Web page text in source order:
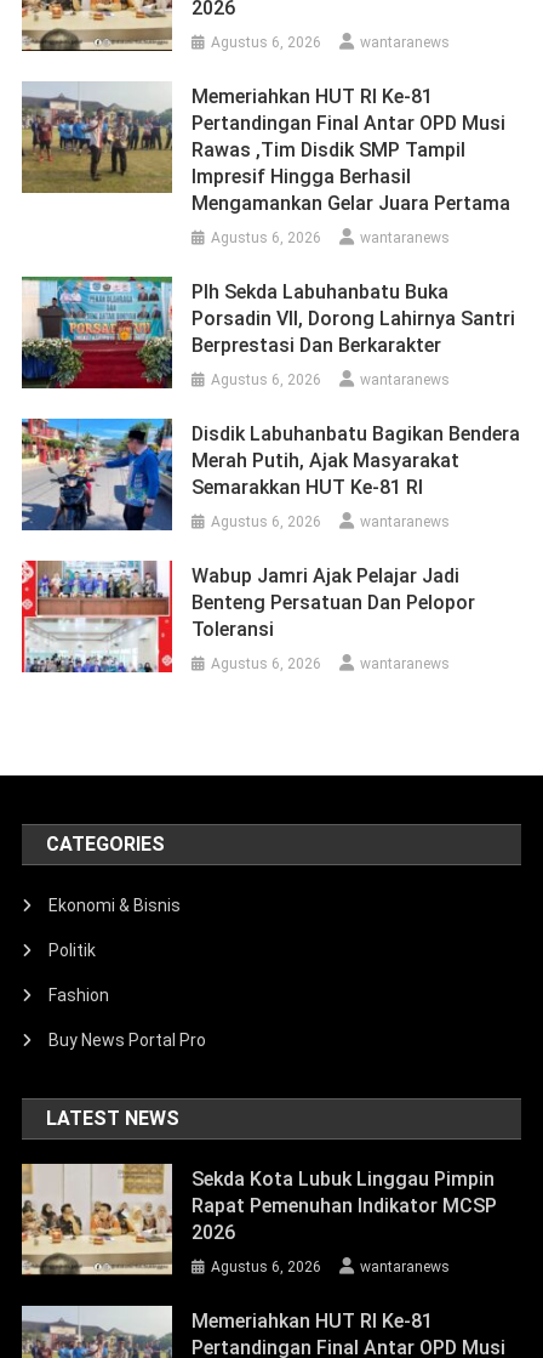
2026
Agustus 6, 2026 wantaranews
Memeriahkan HUT RI Ke-81
Pertandingan Final Antar OPD Musi
Rawas ,Tim Disdik SMP Tampil
Impresif Hingga Berhasil
Mengamankan Gelar Juara Pertama
Agustus 6, 2026 wantaranews
Plh Sekda Labuhanbatu Buka
Porsadin VII, Dorong Lahirnya Santri
Berprestasi Dan Berkarakter
Agustus 6, 2026 wantaranews
Disdik Labuhanbatu Bagikan Bendera
Merah Putih, Ajak Masyarakat
Semarakkan HUT Ke-81 RI
Agustus 6, 2026 wantaranews
Wabup Jamri Ajak Pelajar Jadi
Benteng Persatuan Dan Pelopor
Toleransi
Agustus 6, 2026 wantaranews
CATEGORIES
Ekonomi & Bisnis
Politik
Fashion
Buy News Portal Pro
LATEST NEWS
Sekda Kota Lubuk Linggau Pimpin
Rapat Pemenuhan Indikator MCSP
2026
Agustus 6, 2026 wantaranews
Memeriahkan HUT RI Ke-81
Pertandingan Final Antar OPD Musi